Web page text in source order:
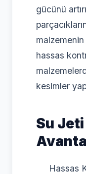
gücünü
hassas
kesimler
Su
Hassas